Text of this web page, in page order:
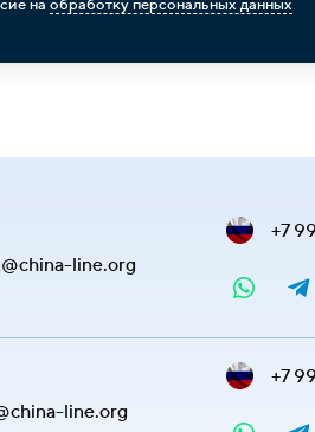
на обработку персональных данных
line.org
+7
line.org
+7